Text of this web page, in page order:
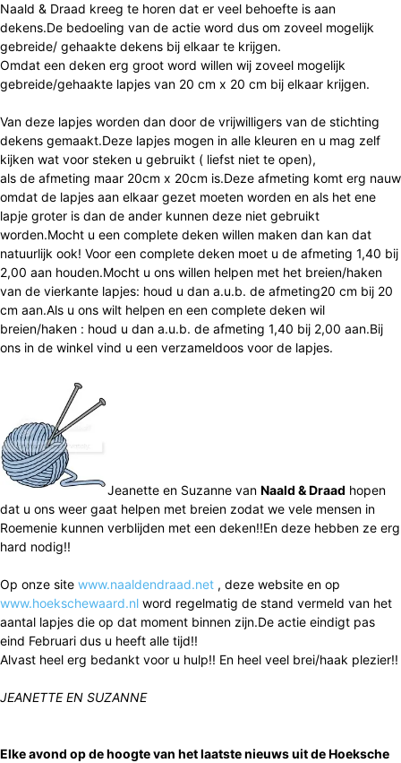
Naald & Draad kreeg te horen dat er veel behoefte is aan
dekens.De bedoeling van de actie word dus om zoveel mogelijk
gebreide/ gehaakte dekens bij elkaar te krijgen.
Omdat een deken erg groot word willen wij zoveel mogelijk
gebreide/gehaakte lapjes van 20 cm x 20 cm bij elkaar krijgen.
Van deze lapjes worden dan door de vrijwilligers van de stichting
dekens gemaakt.Deze lapjes mogen in alle kleuren en u mag zelf
kijken wat voor steken u gebruikt ( liefst niet te open),
als de afmeting maar 20cm x 20cm is.Deze afmeting komt erg nauw
omdat de lapjes aan elkaar gezet moeten worden en als het ene
lapje groter is dan de ander kunnen deze niet gebruikt
worden.Mocht u een complete deken willen maken dan kan dat
natuurlijk ook! Voor een complete deken moet u de afmeting 1,40 bij
2,00 aan houden.Mocht u ons willen helpen met het breien/haken
van de vierkante lapjes: houd u dan a.u.b. de afmeting20 cm bij 20
cm aan.Als u ons wilt helpen en een complete deken wil
breien/haken : houd u dan a.u.b. de afmeting 1,40 bij 2,00 aan.Bij
ons in de winkel vind u een verzameldoos voor de lapjes.
Jeanette en Suzanne van Naald & Draad hopen
dat u ons weer gaat helpen met breien zodat we vele mensen in
Roemenie kunnen verblijden met een deken!!En deze hebben ze erg
hard nodig!!
Op onze site www.naaldendraad.net , deze website en op
www.hoekschewaard.nl word regelmatig de stand vermeld van het
aantal lapjes die op dat moment binnen zijn.De actie eindigt pas
eind Februari dus u heeft alle tijd!!
Alvast heel erg bedankt voor u hulp!! En heel veel brei/haak plezier!!
JEANETTE EN SUZANNE
Elke avond op de hoogte van het laatste nieuws uit de Hoeksche